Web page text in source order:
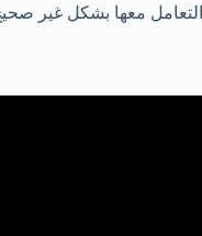
التعامل معها بشكل غير